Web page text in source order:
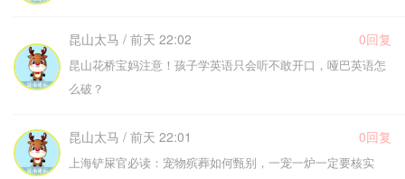
昆山太马 / 前天 22:02 0回复
昆山花桥宝妈注意！孩子学英语只会听不敢开口，哑巴英语怎
么破？
昆山太马 / 前天 22:01 0回复
上海铲屎官必读：宠物殡葬如何甄别，一宠一炉一定要核实